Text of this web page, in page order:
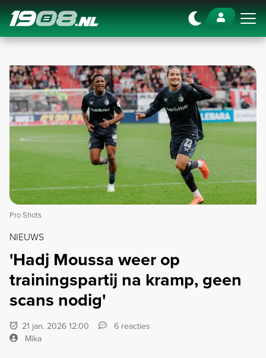
Navigation
Pro Shots
NIEUWS
'Hadj Moussa weer op
trainingspartij na kramp, geen
scans nodig'
21 jan. 2026 12:00
6 reacties
Mika